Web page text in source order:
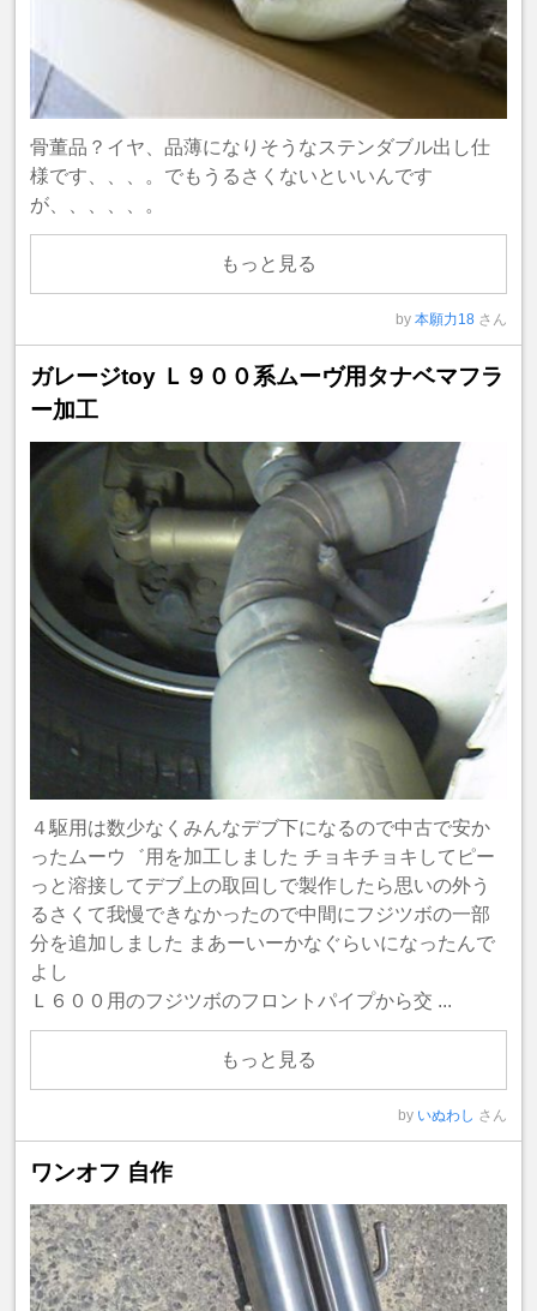
骨董品？イヤ、品薄になりそうなステンダブル出し仕
様です、、、。でもうるさくないといいんです
が、、、、、。
もっと見る
by 本願力18 さん
ガレージtoy Ｌ９００系ムーヴ用タナベマフラ
ー加工
４駆用は数少なくみんなデブ下になるので中古で安か
ったムーウ゛用を加工しました チョキチョキしてピー
っと溶接してデブ上の取回しで製作したら思いの外う
るさくて我慢できなかったので中間にフジツボの一部
分を追加しました まあーいーかなぐらいになったんで
よし
Ｌ６００用のフジツボのフロントパイプから交 ...
もっと見る
by いぬわし さん
ワンオフ 自作